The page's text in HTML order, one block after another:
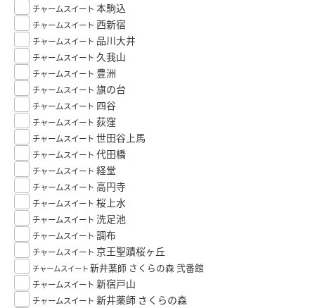
チャームスイート 本駒込
チャームスイート 西新宿
チャームスイート 品川大井
チャームスイート 久我山
チャームスイート 豊洲
チャームスイート 旗の台
チャームスイート 四谷
チャームスイート 荻窪
チャームスイート 世田谷上馬
チャームスイート 代田橋
チャームスイート 経堂
チャームスイート 高円寺
チャームスイート 桜上水
チャームスイート 洗足池
チャームスイート 調布
チャームスイート 京王聖蹟桜ヶ丘
チャームスイート 新井薬師 さくらの森 弐番館
チャームスイート 新宿戸山
チャームスイート 新井薬師 さくらの森